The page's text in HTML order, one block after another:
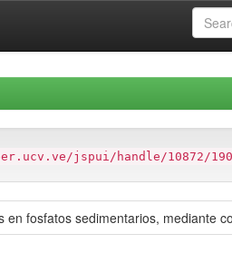
jspui/handle/10872/
fosfatos sedimentarios, mediante